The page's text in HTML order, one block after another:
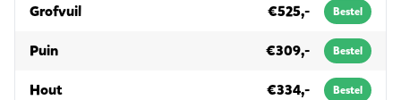
Grofvuilin 10m³ €525,- Bestel
Puinin 10m³ €309,- Bestel
Houtin 10m³ €334,- Bestel